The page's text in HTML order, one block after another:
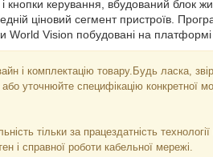
кнопки керування, вбудований блок
ціновий сегмент пристроїв.
World Vision побудовані на
і комплектацію товару.Будь ласка,
уточнюйте специфікацію конкретної
тільки за працездатність
і справної роботи кабельної мережі.